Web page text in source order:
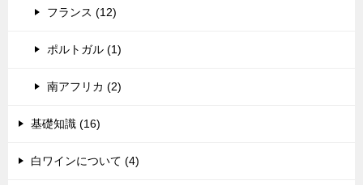
フランス (12)
ポルトガル (1)
南アフリカ (2)
基礎知識 (16)
白ワインについて (4)